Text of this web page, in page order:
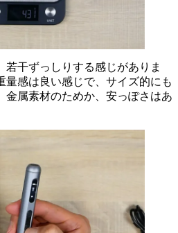
若干ずっしりする感じがありま
量感は良い感じで、サイズ的にも
金属素材のためか、安っぽさはあ